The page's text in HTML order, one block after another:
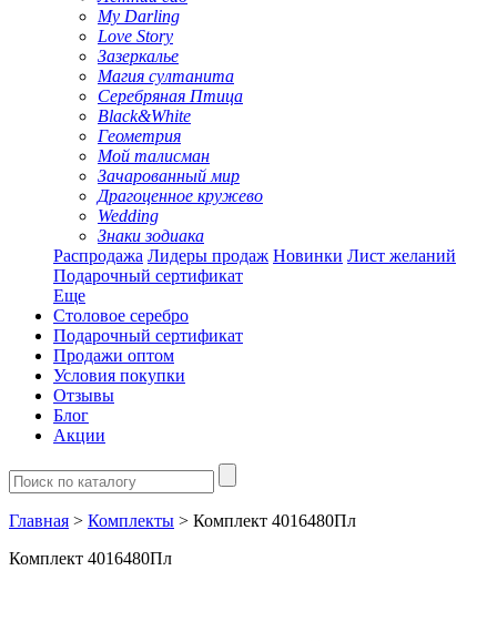
My Darling
Love Story
Зазеркалье
Магия султанита
Серебряная Птица
Black&White
Геометрия
Мой талисман
Зачарованный мир
Драгоценное кружево
Wedding
Знаки зодиака
Распродажа Лидеры продаж Новинки Лист желаний
Подарочный сертификат
Еще
Столовое серебро
Подарочный сертификат
Продажи оптом
Условия покупки
Отзывы
Блог
Акции
Главная > Комплекты > Комплект 4016480Пл
Комплект 4016480Пл